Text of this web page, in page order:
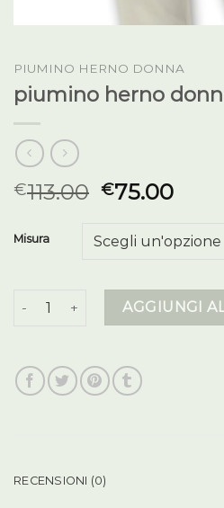
PIUMINO HERNO DONNA
piumino herno
€113.00 €75.00
Misura
piumino herno donna quantità
AGGIUNGI
RECENSIONI (0)